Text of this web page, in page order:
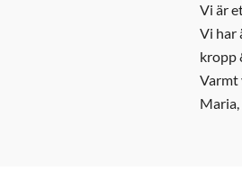
Vi är
Vi har
kropp
Varmt